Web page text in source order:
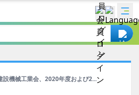
設機械工業会、2020年度および2...